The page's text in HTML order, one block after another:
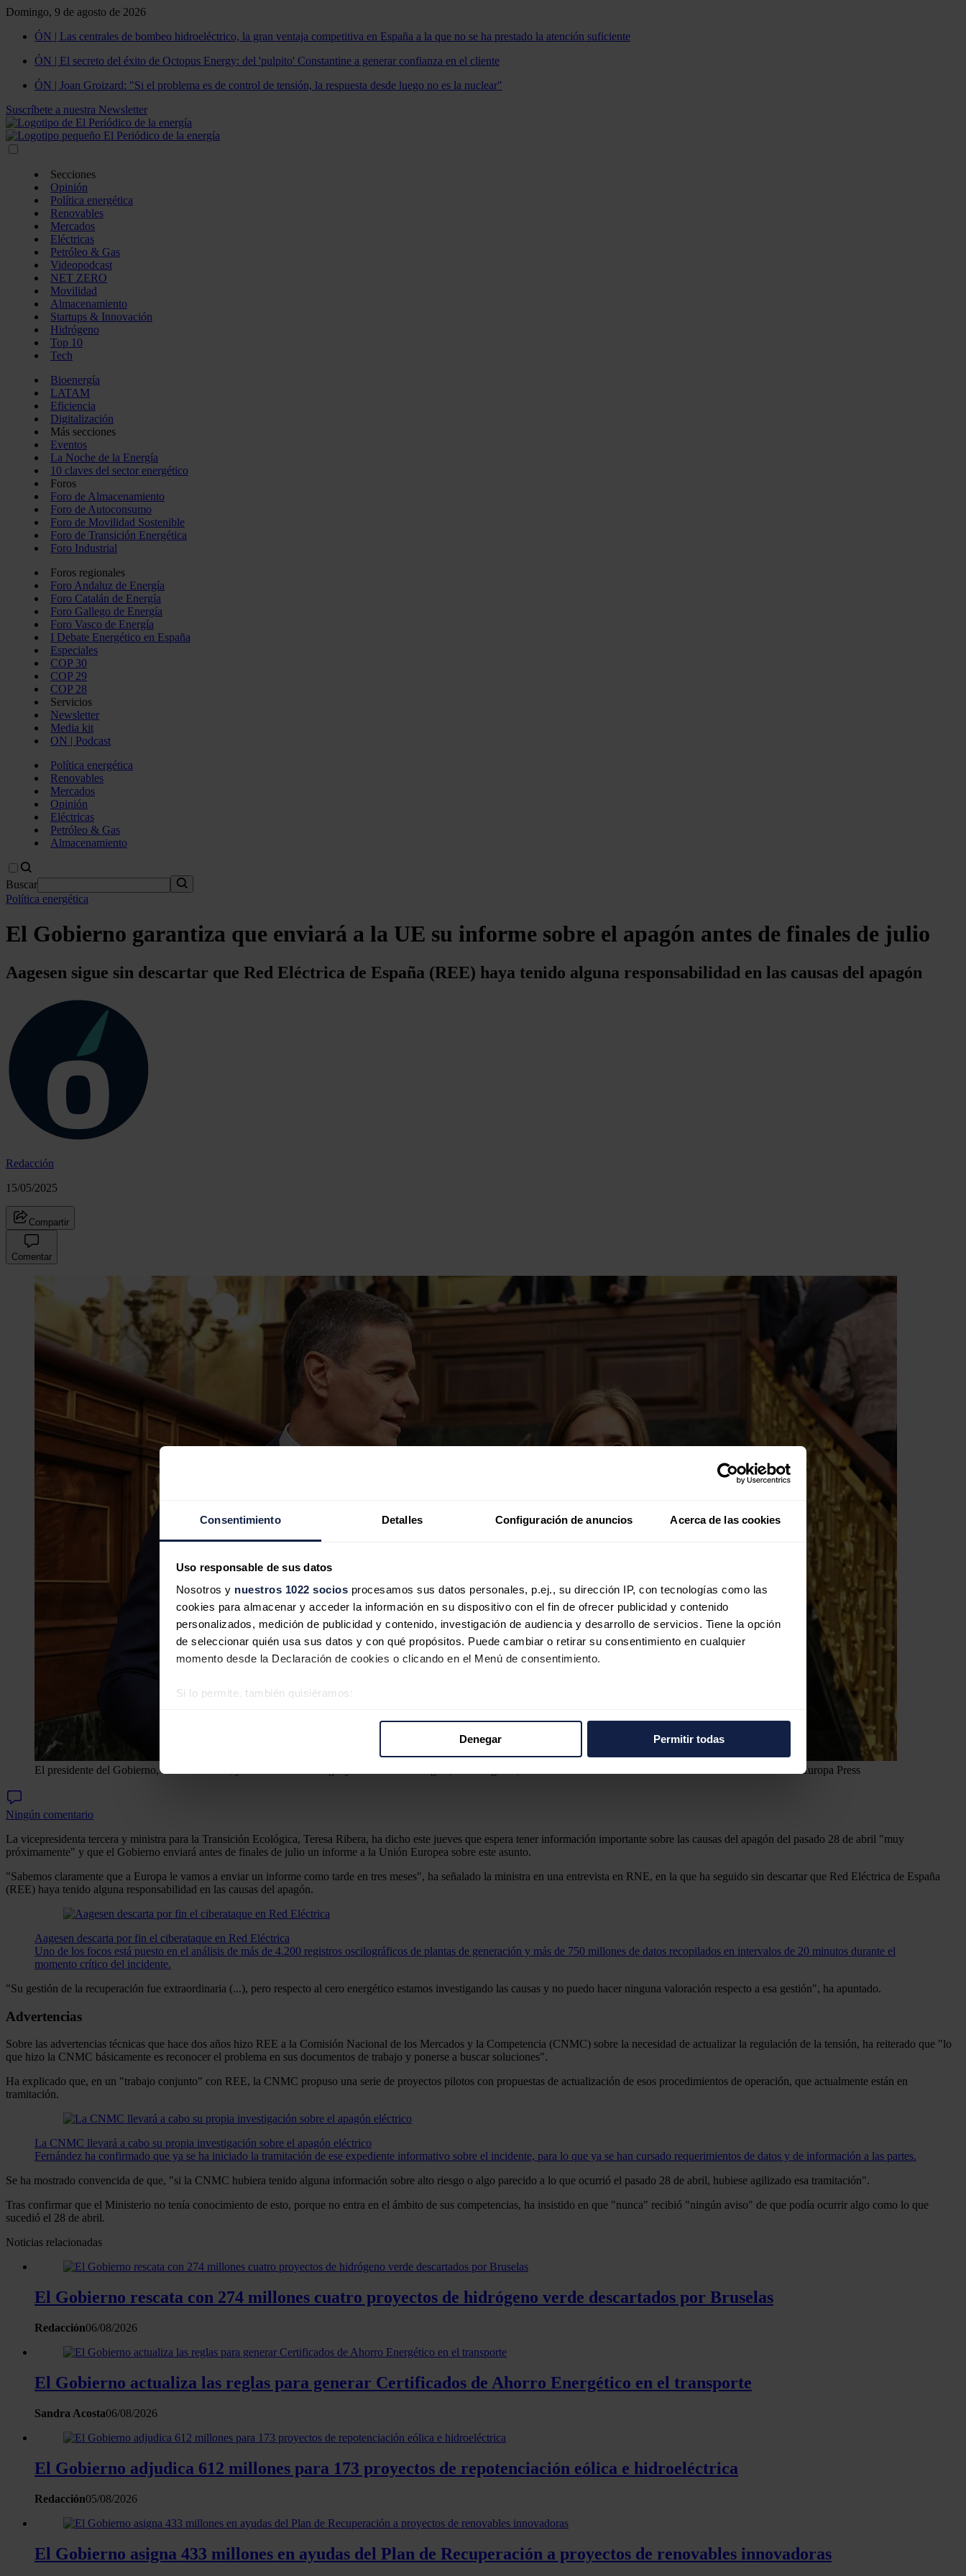
Consentimiento Detalles Configuración de anuncios Acerca de las cookies
Uso responsable de sus datos
Nosotros y nuestros 1022 socios procesamos sus datos personales, p.ej., su dirección IP, con tecnologías como las
cookies para almacenar y acceder la información en su dispositivo con el fin de ofrecer publicidad y contenido
personalizados, medición de publicidad y contenido, investigación de audiencia y desarrollo de servicios. Tiene la opción
de seleccionar quién usa sus datos y con qué propósitos. Puede cambiar o retirar su consentimiento en cualquier
momento desde la Declaración de cookies o clicando en el Menú de consentimiento.
Si lo permite, también quisiéramos:
redes sociales, publicidad y análisis web, quienes pueden combinarla con otra información que les haya proporcionado o
que hayan recopilado a partir del uso que haya hecho de sus servicios.
Denegar Permitir todas
Domingo, 9 de agosto de 2026
ÓN | Las centrales de bombeo hidroeléctrico, la gran ventaja competitiva en España a la que no se ha prestado la atención suficiente
ÓN | El secreto del éxito de Octopus Energy: del 'pulpito' Constantine a generar confianza en el cliente
ÓN | Joan Groizard: "Si el problema es de control de tensión, la respuesta desde luego no es la nuclear"
Suscríbete a nuestra Newsletter
Secciones
Opinión
Política energética
Renovables
Mercados
Eléctricas
Petróleo & Gas
Videopodcast
NET ZERO
Movilidad
Almacenamiento
Startups & Innovación
Hidrógeno
Top 10
Tech
Bioenergía
LATAM
Eficiencia
Digitalización
Más secciones
Eventos
La Noche de la Energía
10 claves del sector energético
Foros
Foro de Almacenamiento
Foro de Autoconsumo
Foro de Movilidad Sostenible
Foro de Transición Energética
Foro Industrial
Foros regionales
Foro Andaluz de Energía
Foro Catalán de Energía
Foro Gallego de Energía
Foro Vasco de Energía
I Debate Energético en España
Especiales
COP 30
COP 29
COP 28
Servicios
Newsletter
Media kit
ON | Podcast
Política energética
Renovables
Mercados
Opinión
Eléctricas
Petróleo & Gas
Almacenamiento
Buscar
Política energética
El Gobierno garantiza que enviará a la UE su informe sobre el apagón antes de finales de julio
Aagesen sigue sin descartar que Red Eléctrica de España (REE) haya tenido alguna responsabilidad en las causas del apagón
Redacción
15/05/2025
Compartir
Comentar
El presidente del Gobierno, Pedro Sánchez, y la ministra de Energía y Transición Ecológica, Sara Aagesen, durante una sesión de control al Gobierno. Marta Fernández - Europa Press
Ningún comentario
La vicepresidenta tercera y ministra para la Transición Ecológica, Teresa Ribera, ha dicho este jueves que espera tener información importante sobre las causas del apagón del pasado 28 de abril "muy
próximamente" y que el Gobierno enviará antes de finales de julio un informe a la Unión Europea sobre este asunto.
"Sabemos claramente que a Europa le vamos a enviar un informe como tarde en tres meses", ha señalado la ministra en una entrevista en RNE, en la que ha seguido sin descartar que Red Eléctrica de España
(REE) haya tenido alguna responsabilidad en las causas del apagón.
Aagesen descarta por fin el ciberataque en Red Eléctrica
Uno de los focos está puesto en el análisis de más de 4.200 registros oscilográficos de plantas de generación y más de 750 millones de datos recopilados en intervalos de 20 minutos durante el
momento crítico del incidente.
"Su gestión de la recuperación fue extraordinaria (...), pero respecto al cero energético estamos investigando las causas y no puedo hacer ninguna valoración respecto a esa gestión", ha apuntado.
Advertencias
Sobre las advertencias técnicas que hace dos años hizo REE a la Comisión Nacional de los Mercados y la Competencia (CNMC) sobre la necesidad de actualizar la regulación de la tensión, ha reiterado que "lo
que hizo la CNMC básicamente es reconocer el problema en sus documentos de trabajo y ponerse a buscar soluciones".
Ha explicado que, en un "trabajo conjunto" con REE, la CNMC propuso una serie de proyectos pilotos con propuestas de actualización de esos procedimientos de operación, que actualmente están en
tramitación.
La CNMC llevará a cabo su propia investigación sobre el apagón eléctrico
Fernández ha confirmado que ya se ha iniciado la tramitación de ese expediente informativo sobre el incidente, para lo que ya se han cursado requerimientos de datos y de información a las partes.
Se ha mostrado convencida de que, "si la CNMC hubiera tenido alguna información sobre alto riesgo o algo parecido a lo que ocurrió el pasado 28 de abril, hubiese agilizado esa tramitación".
Tras confirmar que el Ministerio no tenía conocimiento de esto, porque no entra en el ámbito de sus competencias, ha insistido en que "nunca" recibió "ningún aviso" de que podía ocurrir algo como lo que
sucedió el 28 de abril.
Noticias relacionadas
El Gobierno rescata con 274 millones cuatro proyectos de hidrógeno verde descartados por Bruselas
Redacción06/08/2026
El Gobierno actualiza las reglas para generar Certificados de Ahorro Energético en el transporte
Sandra Acosta06/08/2026
El Gobierno adjudica 612 millones para 173 proyectos de repotenciación eólica e hidroeléctrica
Redacción05/08/2026
El Gobierno asigna 433 millones en ayudas del Plan de Recuperación a proyectos de renovables innovadoras